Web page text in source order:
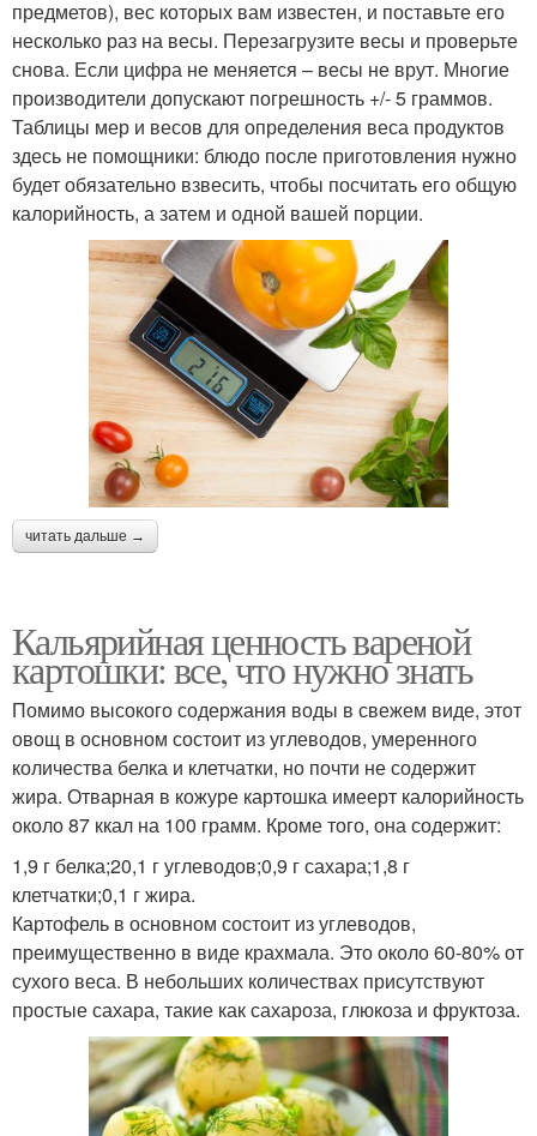
предметов), вес которых вам известен, и поставьте его
несколько раз на весы. Перезагрузите весы и проверьте
снова. Если цифра не меняется – весы не врут. Многие
производители допускают погрешность +/- 5 граммов.
Таблицы мер и весов для определения веса продуктов
здесь не помощники: блюдо после приготовления нужно
будет обязательно взвесить, чтобы посчитать его общую
калорийность, а затем и одной вашей порции.
читать дальше →
Кальярийная ценность вареной
картошки: все, что нужно знать
Помимо высокого содержания воды в свежем виде, этот
овощ в основном состоит из углеводов, умеренного
количества белка и клетчатки, но почти не содержит
жира. Отварная в кожуре картошка имеерт калорийность
около 87 ккал на 100 грамм. Кроме того, она содержит:
1,9 г белка;20,1 г углеводов;0,9 г сахара;1,8 г
клетчатки;0,1 г жира.
Картофель в основном состоит из углеводов,
преимущественно в виде крахмала. Это около 60-80% от
сухого веса. В небольших количествах присутствуют
простые сахара, такие как сахароза, глюкоза и фруктоза.